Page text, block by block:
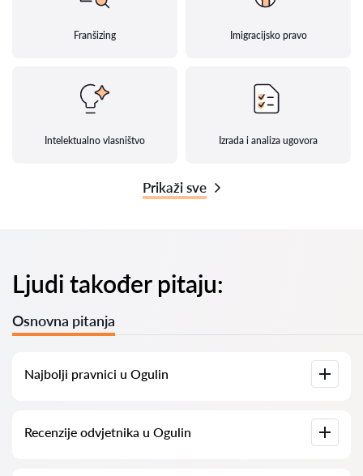
Franšizing Imigracijsko pravo
Intelektualno vlasništvo Izrada i analiza ugovora
Prikaži sve
Ljudi također pitaju:
Osnovna pitanja
Najbolji pravnici u Ogulin
informacijama. Cijene, recenzije, telefonski brojevi i adrese.
Recenzije odvjetnika u Ogulin